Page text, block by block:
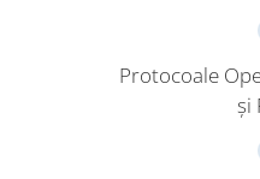
Protocoale
și